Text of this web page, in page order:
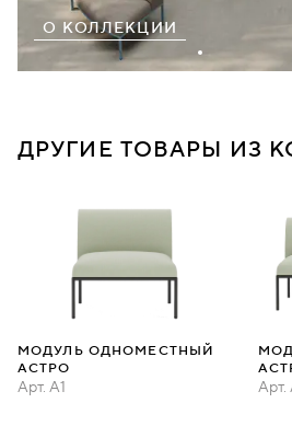
О КОЛЛЕКЦИИ
ДРУГИЕ ТОВАРЫ ИЗ
МОДУЛЬ ОДНОМЕСТНЫЙ
АСТРО
Арт. A1 Арт.